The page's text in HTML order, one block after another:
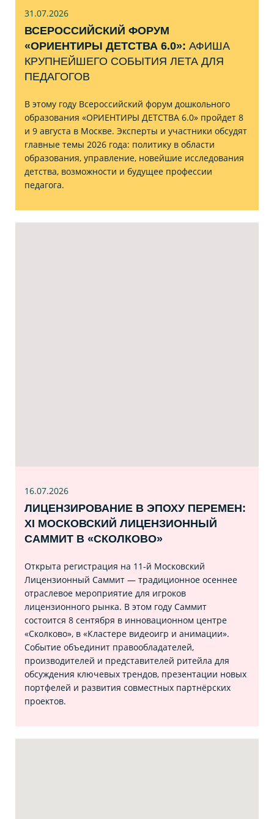
31.07.2026
ВСЕРОССИЙСКИЙ ФОРУМ
«ОРИЕНТИРЫ ДЕТСТВА 6.0»: АФИША
КРУПНЕЙШЕГО СОБЫТИЯ ЛЕТА ДЛЯ
ПЕДАГОГОВ
В этому году Всероссийский форум дошкольного
образования «ОРИЕНТИРЫ ДЕТСТВА 6.0» пройдет 8
и 9 августа в Москве. Эксперты и участники обсудят
главные темы 2026 года: политику в области
образования, управление, новейшие исследования
детства, возможности и будущее профессии
педагога.
16.07.2026
ЛИЦЕНЗИРОВАНИЕ В ЭПОХУ ПЕРЕМЕН:
XI МОСКОВСКИЙ ЛИЦЕНЗИОННЫЙ
САММИТ В «СКОЛКОВО»
Открыта регистрация на 11‑й Московский
Лицензионный Саммит — традиционное осеннее
отраслевое мероприятие для игроков
лицензионного рынка. В этом году Саммит
состоится 8 сентября в инновационном центре
«Сколково», в «Кластере видеоигр и анимации».
Событие объединит правообладателей,
производителей и представителей ритейла для
обсуждения ключевых трендов, презентации новых
портфелей и развития совместных партнёрских
проектов.